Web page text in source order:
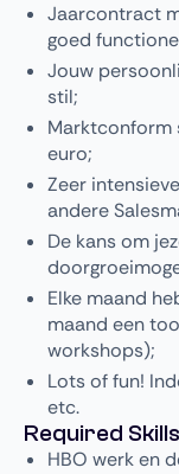
Jaarcontract
goed
Jouw
stil;
Marktconform
euro;
Zeer
andere
De kans om
Elke maand
maand een
workshops);
Lots of fun!
etc.
Required Skills
HBO werk en